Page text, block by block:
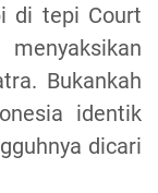
di tepi Court
Bukankah
identik
dicari